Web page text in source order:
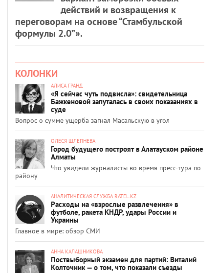
действий и возвращения к
переговорам на основе “Стамбульской
формулы 2.0”».
КОЛОНКИ
АЛИСА ГРАНД
«Я сейчас чуть подвисла»: свидетельница
Бажкеновой запуталась в своих показаниях в
суде
Вопрос о сумме ущерба загнал Масальскую в угол
ОЛЕСЯ ШЛЕПНЕВА
Город будущего построят в Алатауском районе
Алматы
Что увидели журналисты во время пресс-тура по
району
АНАЛИТИЧЕСКАЯ СЛУЖБА RATEL.KZ
Расходы на «взрослые развлечения» в
футболе, ракета КНДР, удары России и
Украины
Главное в мире: обзор СМИ
АННА КАЛАШНИКОВА
Поствыборный экзамен для партий: Виталий
Колточник — о том, что показали съезды